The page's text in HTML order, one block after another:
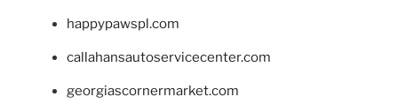
happypawspl.com
callahansautoservicecenter.com
georgiascornermarket.com